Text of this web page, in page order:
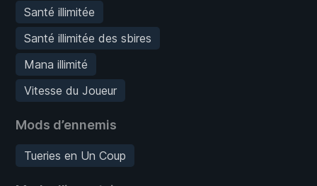
Santé illimitée
Santé illimitée des sbires
Mana illimité
Vitesse du Joueur
Mods d’ennemis
Tueries en Un Coup